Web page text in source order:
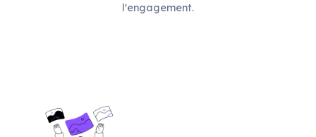
l'engagement.